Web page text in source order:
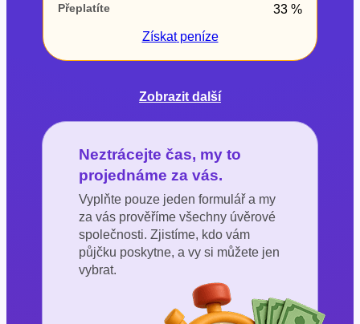
Přeplatíte
33 %
Získatpeníze
Zobrazit další
Neztrácejte čas, my to
projednáme za vás.
Vyplňte pouze jeden formulář a my
za vás prověříme všechny úvěrové
společnosti. Zjistíme, kdo vám
půjčku poskytne, a vy si můžete jen
vybrat.